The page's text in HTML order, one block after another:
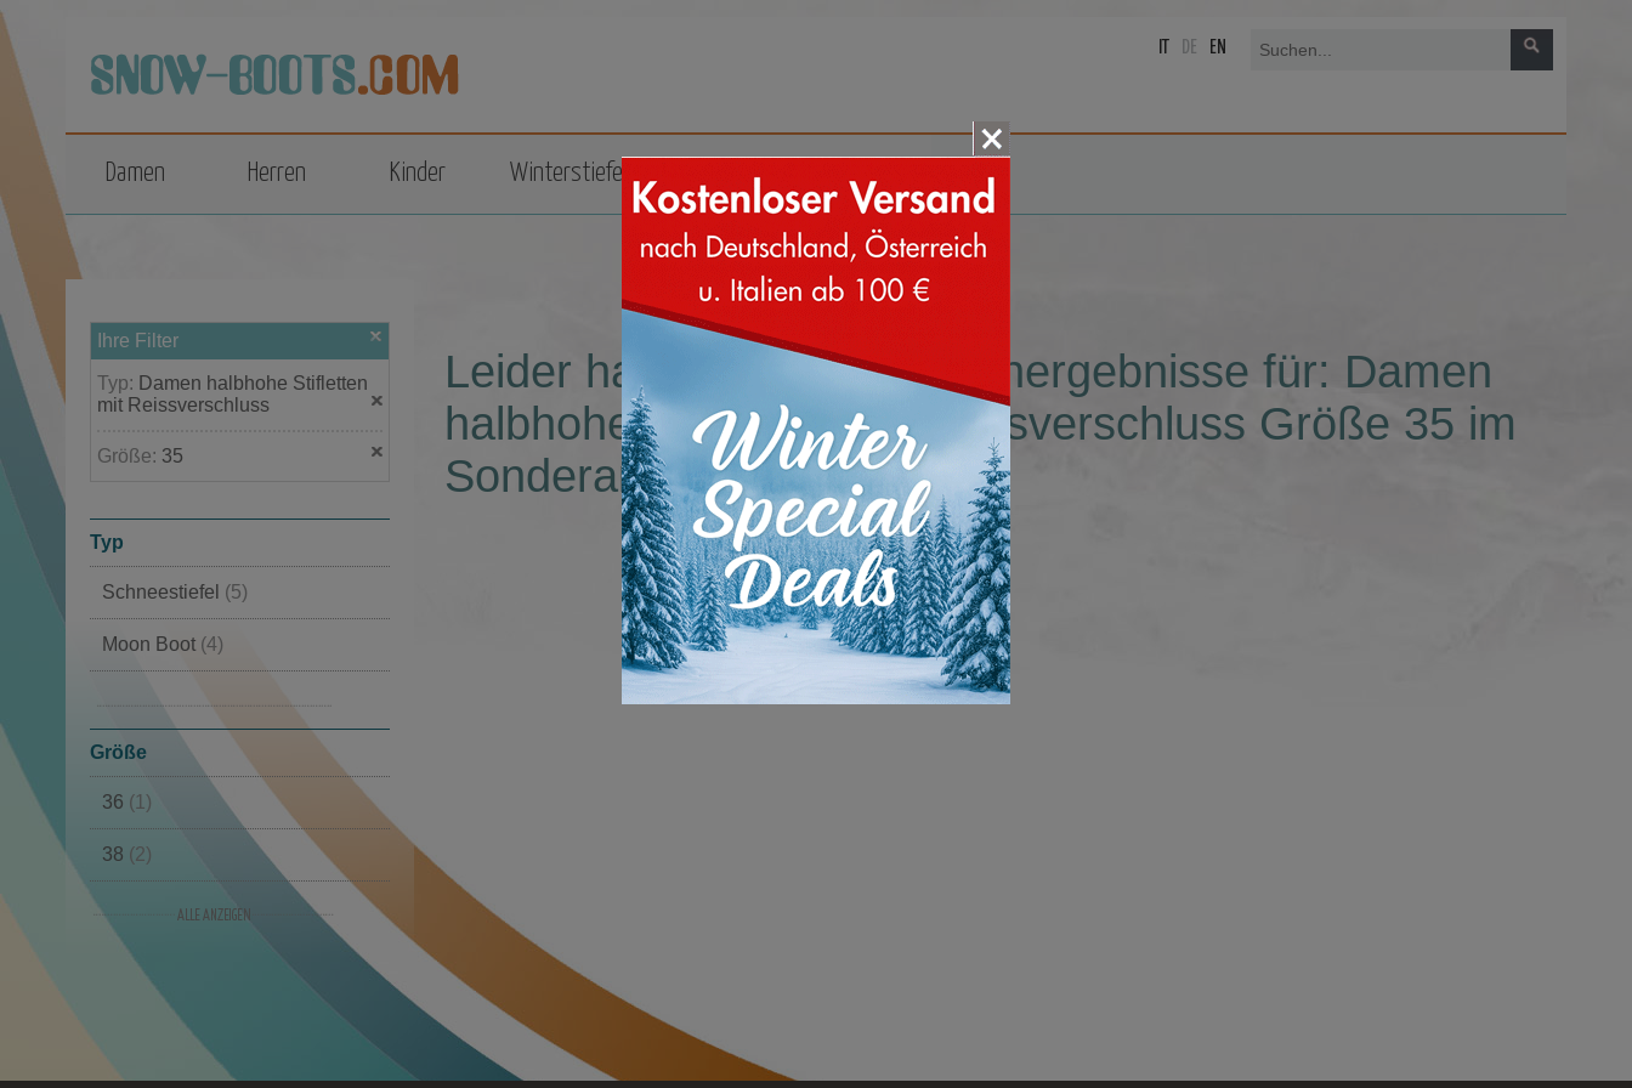
top
DE EN
Damen Herren Kinder Winterstiefel Zubehör
Ihre Filter
Typ: Damen halbhohe Stifletten
mit Reissverschluss
Größe: 35
Typ
Schneestiefel (5)
Moon Boot (4)
Sneakers(1)
Größe
36 (1)
38 (2)
(2)
Leider haben wir keine Suchergebnisse für: Damen
halbhohe Stifletten mit Reissverschluss Größe 35 im
Sonderangebot